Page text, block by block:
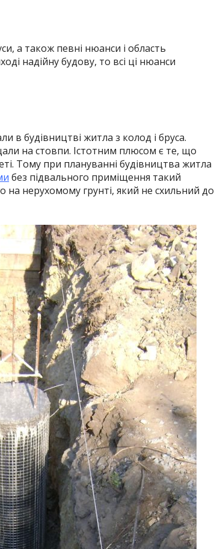
а також певні нюанси і область
надійну будову, то всі ці нюанси
в будівництві житла з колод і бруса.
на стовпи. Істотним плюсом є те, що
Тому при плануванні будівництва житла
без підвального приміщення такий
нерухомому грунті, який не схильний до